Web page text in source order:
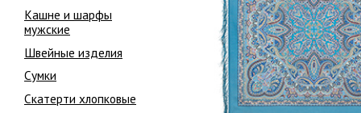
Кашне и шарфы
мужские
Швейные изделия
Сумки
Скатерти хлопковые